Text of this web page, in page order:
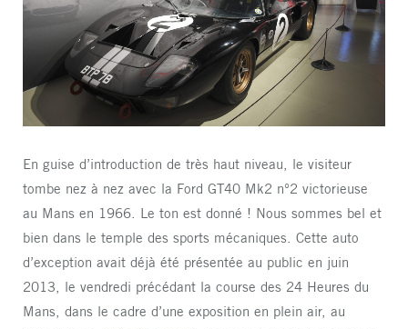
En guise d’introduction de très haut niveau, le visiteur
tombe nez à nez avec la Ford GT40 Mk2 n°2 victorieuse
au Mans en 1966. Le ton est donné ! Nous sommes bel et
bien dans le temple des sports mécaniques. Cette auto
d’exception avait déjà été présentée au public en juin
2013, le vendredi précédant la course des 24 Heures du
Mans, dans le cadre d’une exposition en plein air, au